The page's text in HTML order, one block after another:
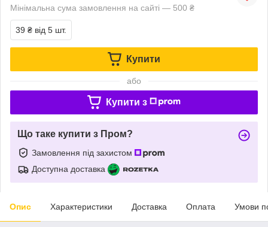
Мінімальна сума замовлення на сайті — 500 ₴
39 ₴ від 5 шт.
Купити
або
Купити з
Що таке купити з Пром?
Замовлення під захистом
Доступна доставка
Опис Характеристики Доставка Оплата Умови